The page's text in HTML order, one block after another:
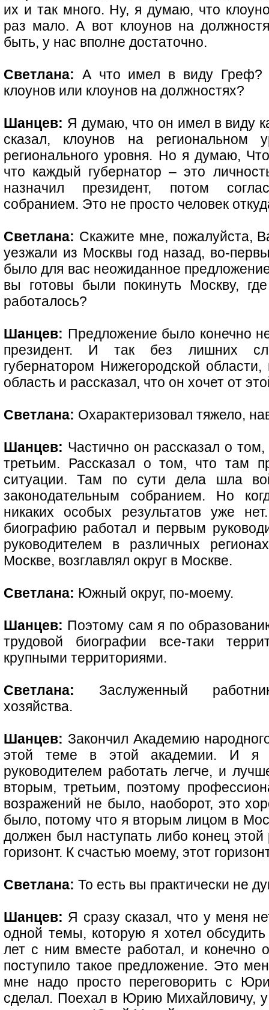
их и так много. Ну, я думаю, что
раз мало. А вот клоунов на
быть, у нас вполне достаточно.
Светлана: А что имел в виду
клоунов или клоунов на должностях?
Шанцев: Я думаю, что он имел в виду
сказал, клоунов на региональном
регионального уровня. Но я думаю,
что каждый губернатор – это
назначил президент, потом
собранием. Это не просто человек
Светлана: Скажите мне, пожалуйста,
уезжали из Москвы год назад, во-
было для вас неожиданное
вы готовы были покинуть Москву,
работалось?
Шанцев: Предложение было конечно
президент. И так без лишних
губернатором Нижегородской
область и рассказал, что он хочет от
Светлана: Охарактеризовал тяжело,
Шанцев: Частично он рассказал о
третьим. Рассказал о том, что там
ситуации. Там по сути дела шла
законодательным собранием. Но
никаких особых результатов уже
биографию работал и первым
руководителем в различных
Москве, возглавлял округ в Москве.
Светлана: Южный округ, по-моему.
Шанцев: Поэтому сам я по
трудовой биографии все-таки
крупными территориями.
Светлана: Заслуженный
хозяйства.
Шанцев: Закончил Академию
этой теме в этой академии. И я
руководителем работать легче, и
вторым, третьим, поэтому
возражений не было, наоборот, это
было, потому что я вторым лицом в
должен был наступать либо конец
горизонт. К счастью моему, этот
Светлана: То есть вы практически не
Шанцев: Я сразу сказал, что у меня
одной темы, которую я хотел
лет с ним вместе работал, и конечно
поступило такое предложение. Это
мне надо просто переговорить с
сделал. Поехал в Юрию Михайловичу,